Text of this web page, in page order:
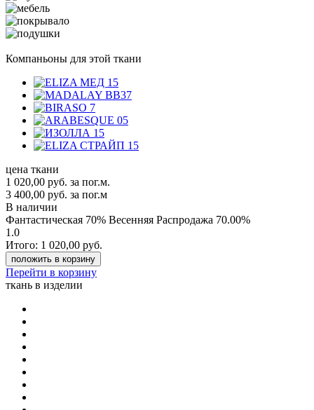
Компаньоны для этой ткани
цена ткани
1 020,00 руб. за пог.м.
3 400,00 руб. за пог.м
В наличии
Фантастическая 70% Весенняя Распродажа 70.00%
1.0
Итого: 1 020,00 руб.
положить в корзину
Перейти в корзину
ткань в изделии